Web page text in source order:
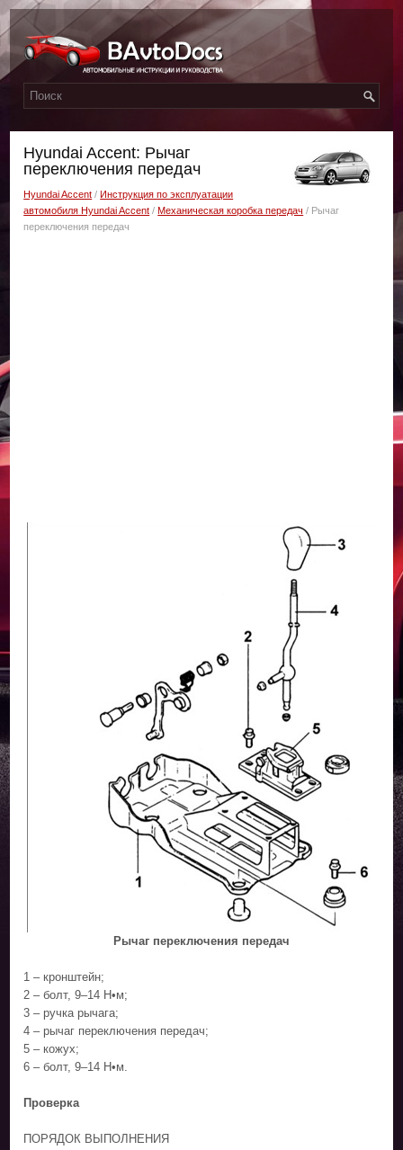
Hyundai Accent: Рычаг
переключения передач
Hyundai Accent /Инструкция по эксплуатации
автомобиля Hyundai Accent /Механическая коробка передач / Рычаг
переключения передач
Рычаг переключения передач
1 – кронштейн;
2 – болт, 9–14 Н•м;
3 – ручка рычага;
4 – рычаг переключения передач;
5 – кожух;
6 – болт, 9–14 Н•м.
Проверка
ПОРЯДОК ВЫПОЛНЕНИЯ